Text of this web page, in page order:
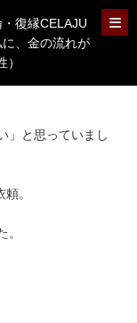
復縁CELAJU
に、金の流れが
」と思っていまし
。